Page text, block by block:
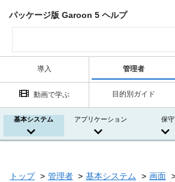
パッケージ版 Garoon 5 ヘルプ
導入 管理者
動画で学ぶ 目的別ガイド
基本システム アプリケーション 保守
トップ 管理者 基本システム 画面